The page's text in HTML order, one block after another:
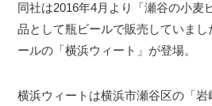
同社は2016年4月より「瀬谷の小麦
品として瓶ビールで販売していま
ールの「横浜ウィート」が登場。
横浜ウィートは横浜市瀬谷区の「